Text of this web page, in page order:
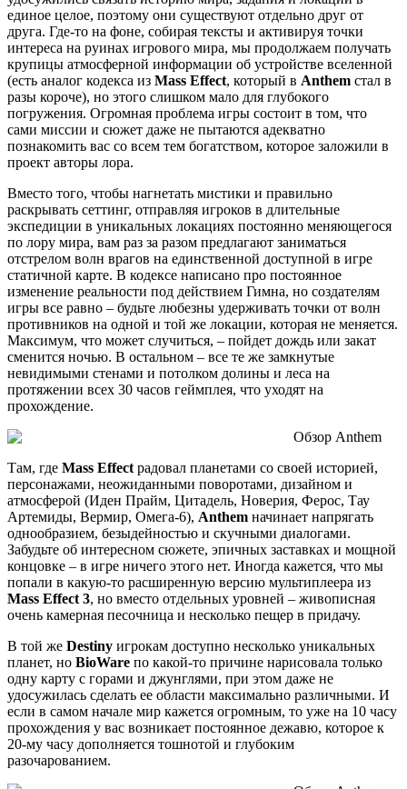
единое целое, поэтому они существуют отдельно друг от
друга. Где-то на фоне, собирая тексты и активируя точки
интереса на руинах игрового мира, мы продолжаем получать
крупицы атмосферной информации об устройстве вселенной
(есть аналог кодекса из Mass Effect, который в Anthem стал в
разы короче), но этого слишком мало для глубокого
погружения. Огромная проблема игры состоит в том, что
сами миссии и сюжет даже не пытаются адекватно
познакомить вас со всем тем богатством, которое заложили в
проект авторы лора.
Вместо того, чтобы нагнетать мистики и правильно
раскрывать сеттинг, отправляя игроков в длительные
экспедиции в уникальных локациях постоянно меняющегося
по лору мира, вам раз за разом предлагают заниматься
отстрелом волн врагов на единственной доступной в игре
статичной карте. В кодексе написано про постоянное
изменение реальности под действием Гимна, но создателям
игры все равно – будьте любезны удерживать точки от волн
противников на одной и той же локации, которая не меняется.
Максимум, что может случиться, – пойдет дождь или закат
сменится ночью. В остальном – все те же замкнутые
невидимыми стенами и потолком долины и леса на
протяжении всех 30 часов геймплея, что уходят на
прохождение.
Там, где Mass Effect радовал планетами со своей историей,
персонажами, неожиданными поворотами, дизайном и
атмосферой (Иден Прайм, Цитадель, Новерия, Ферос, Тау
Артемиды, Вермир, Омега-6), Anthem начинает напрягать
однообразием, безыдейностью и скучными диалогами.
Забудьте об интересном сюжете, эпичных заставках и мощной
концовке – в игре ничего этого нет. Иногда кажется, что мы
попали в какую-то расширенную версию мультиплеера из
Mass Effect 3, но вместо отдельных уровней – живописная
очень камерная песочница и несколько пещер в придачу.
В той же Destiny игрокам доступно несколько уникальных
планет, но BioWare по какой-то причине нарисовала только
одну карту с горами и джунглями, при этом даже не
удосужилась сделать ее области максимально различными. И
если в самом начале мир кажется огромным, то уже на 10 часу
прохождения у вас возникает постоянное дежавю, которое к
20-му часу дополняется тошнотой и глубоким
разочарованием.